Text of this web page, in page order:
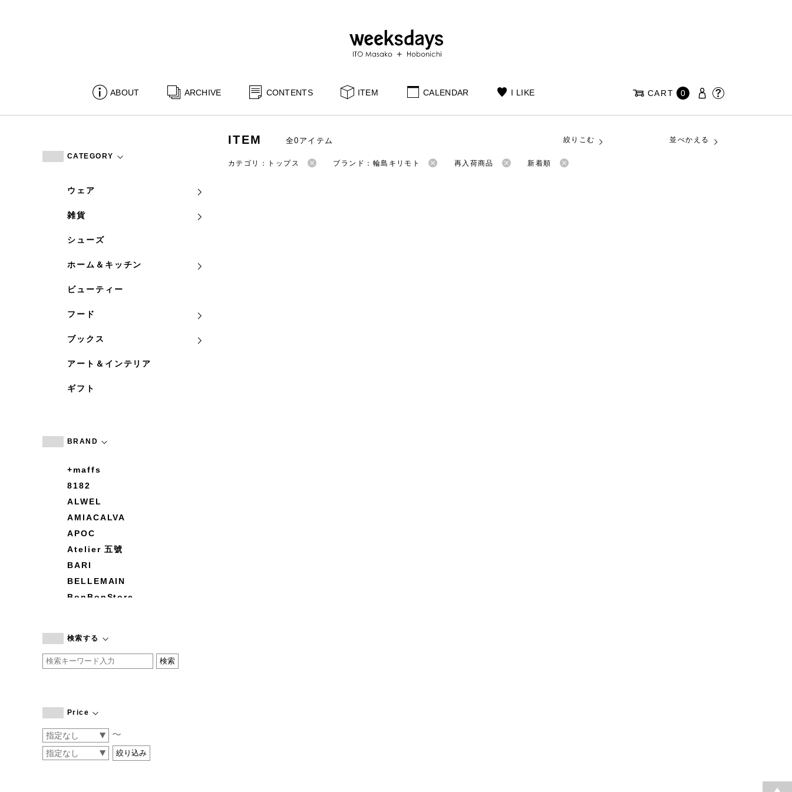
ABOUT ARCHIVE CONTENTS ITEM CALENDAR I LIKE CART 0
CATEGORY
ウェア
雑貨
シューズ
ホーム＆キッチン
ビューティー
フード
ブックス
アート＆インテリア
ギフト
BRAND
+maffs
8182
ALWEL
AMIACALVA
APOC
Atelier 五號
BARI
BELLEMAIN
BonBonStore
by basics
CATWORTH
COGTHEBIGSMOKE
CONVERSE
DEAN & DELUCA
検索する
Price
〜
ITEM 全0アイテム 絞りこむ 並べかえる
カテゴリ：トップス ブランド：輪島キリモト 再入荷商品 新着順